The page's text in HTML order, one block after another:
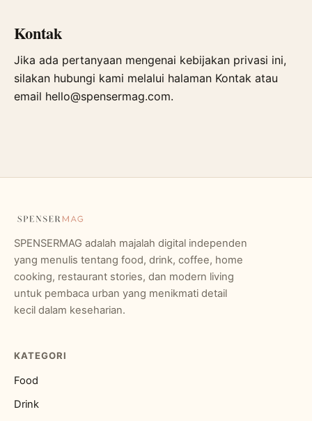
Kontak
Jika ada pertanyaan mengenai kebijakan privasi ini,
silakan hubungi kami melalui halaman Kontak atau
email hello@spensermag.com.
SPENSERMAG adalah majalah digital independen
yang menulis tentang food, drink, coffee, home
cooking, restaurant stories, dan modern living
untuk pembaca urban yang menikmati detail
kecil dalam keseharian.
KATEGORI
Food
Drink